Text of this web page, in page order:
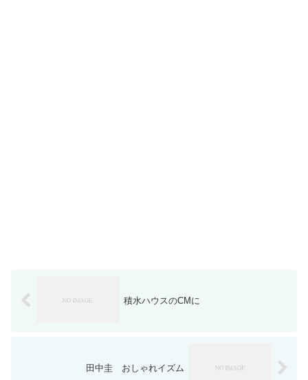
積水ハウスのCMに
田中圭 おしゃれイズム